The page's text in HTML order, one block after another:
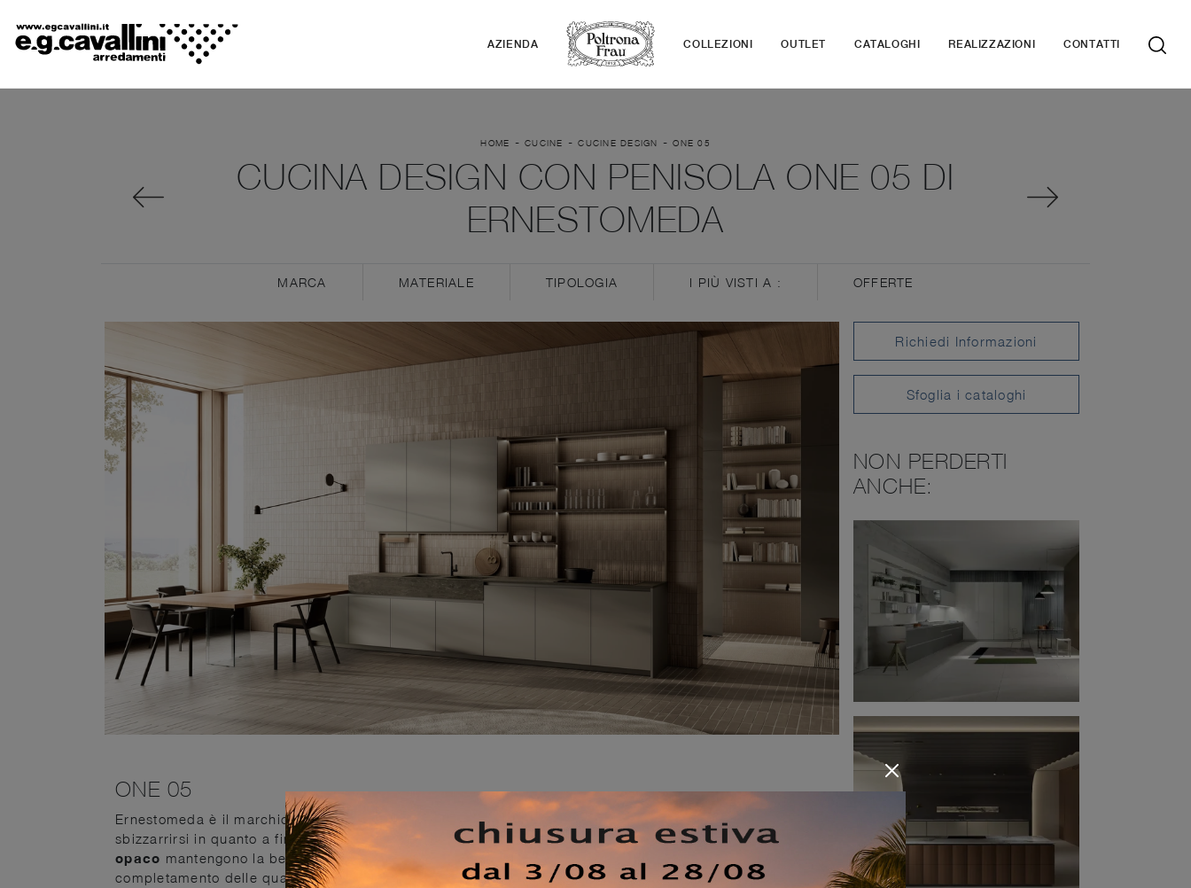
AZIENDA COLLEZIONI OUTLET CATALOGHI REALIZZAZIONI CONTATTI
HOME - CUCINE -CUCINE DESIGN -ONE 05
CUCINA DESIGN CON PENISOLA ONE 05 DI
ERNESTOMEDA
MARCA MATERIALE TIPOLOGIA I PIÙ VISTI A : OFFERTE
ONE 05
Ernestomeda è il marchio specializzato nella fabbricazione di arredi attuali, con cui tutta la clientela può
sbizzarrirsi in quanto a finiture, conformazioni e palette cromatica. Le
Cucine Design in laccato
opaco mantengono la bellezza originaria nel corso del tempo, garantendo un ottimo effetto estetico a
completamento delle qualità pratiche. Se desideri ammobiliare la tua casa con mobili e complementi di
Richiedi Informazioni
Sfoglia i cataloghi
NON PERDERTI
ANCHE: